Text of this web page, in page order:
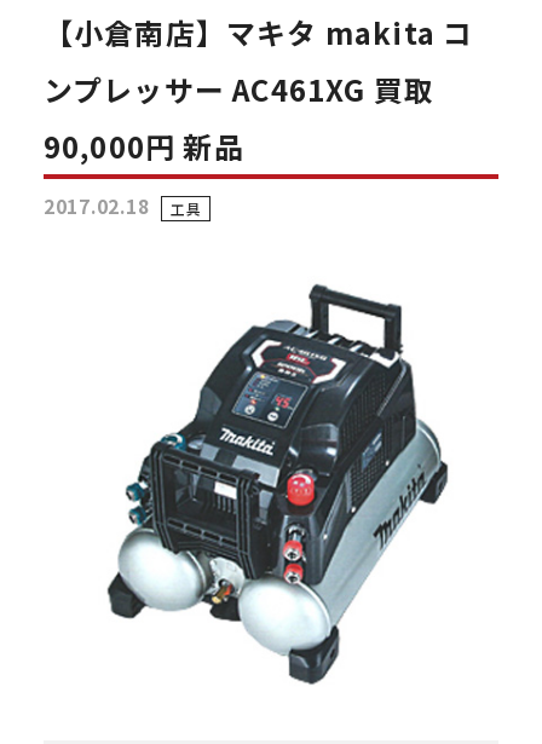
【小倉南店】マキタ makita コ
ンプレッサー AC461XG 買取
90,000円 新品
2017.02.18 工具